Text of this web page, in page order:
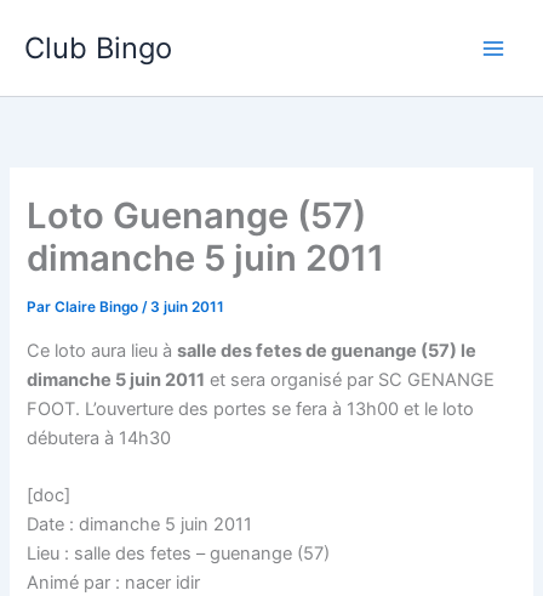
Club Bingo
Loto Guenange (57)
dimanche 5 juin 2011
ParClaire Bingo/3 juin 2011
Ce loto aura lieu àsalle des fetes de guenange (57) le
dimanche 5 juin 2011 et sera organisé par SC GENANGE
FOOT. L’ouverture des portes se fera à 13h00 et le loto
débutera à 14h30
[doc]
Date : dimanche 5 juin 2011
Lieu : salle des fetes – guenange (57)
Animé par : nacer idir